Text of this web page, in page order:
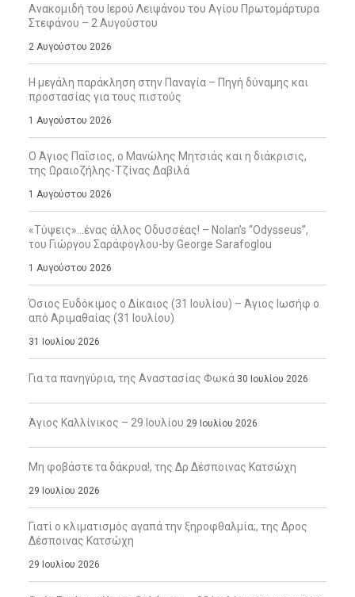
Ανακομιδή του Ιερού Λειψάνου του Αγίου Πρωτομάρτυρα
Στεφάνου – 2 Αυγούστου
2 Αυγούστου 2026
Η μεγάλη παράκληση στην Παναγία – Πηγή δύναμης και
προστασίας για τους πιστούς
1 Αυγούστου 2026
Ο Άγιος Παΐσιος, ο Μανώλης Μητσιάς και η διάκρισις,
της Ωραιοζήλης-Τζίνας Δαβιλά
1 Αυγούστου 2026
«Τύψεις»…ένας άλλος Οδυσσέας! – Nolan’s “Odysseus”,
του Γιώργου Σαράφογλου-by George Sarafoglou
1 Αυγούστου 2026
Όσιος Ευδόκιμος ο Δίκαιος (31 Ιουλίου) – Άγιος Ιωσήφ ο
από Αριμαθαίας (31 Ιουλίου)
31 Ιουλίου 2026
Για τα πανηγύρια, της Αναστασίας Φωκά 30 Ιουλίου 2026
Άγιος Καλλίνικος – 29 Ιουλίου 29 Ιουλίου 2026
Μη φοβάστε τα δάκρυα!, της Δρ Δέσποινας Κατσώχη
29 Ιουλίου 2026
Γιατί ο κλιματισμός αγαπά την ξηροφθαλμία;, της Δρος
Δέσποινας Κατσώχη
29 Ιουλίου 2026